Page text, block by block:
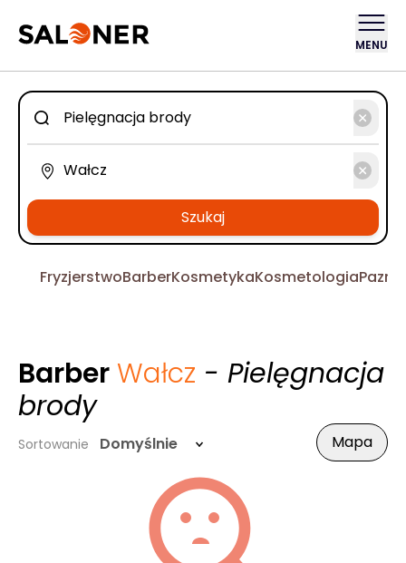
MENU
Szukaj
FryzjerstwoBarberKosmetykaKosmetologia
Barber Wałcz - Pielęgnacja
brody
Sortowanie Domyślnie Mapa